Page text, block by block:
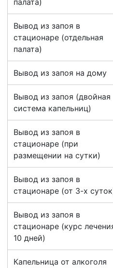
палата)
Вывод из запоя в
стационаре (отдельная
палата)
Вывод из запоя на дому
Вывод из запоя (двойная
система капельниц)
Вывод из запоя в
стационаре (при
размещении на сутки)
Вывод из запоя в
стационаре (от 3-х
Вывод из запоя в
стационаре (курс
10 дней)
Капельница от алкоголя